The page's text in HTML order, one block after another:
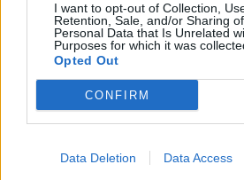
I want to opt-out of Collection,
Retention, Sale, and/or Sharing
Personal Data that Is Unrelated
Purposes for which it was
Opted Out
CONFIRM
Data Deletion Data Access
χώρους εγκατάστασης των συστημάτων
κατόπιν σχετικού αιτήματος προς την
πριν την ημερομηνία λήξης της
προσφορών.
9.Οι οικονομικοί φορείς που
σύναψης της παρούσας σύμβασης
με το αντικείμενο της προμήθειας. Οι